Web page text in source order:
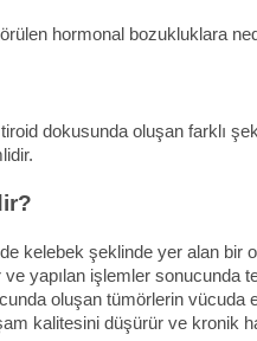
hormonal bozukluklara
dokusunda oluşan farklı
kelebek şeklinde yer alan bir
ve yapılan işlemler sonucunda
oluşan tümörlerin vücuda
kalitesini düşürür ve kronik